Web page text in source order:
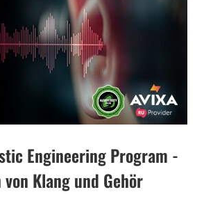
Engineering Program -
Klang und Gehör